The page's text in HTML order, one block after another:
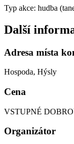
Typ akce: hudba
Další
Adresa místa
Hospoda, Hýsly
Cena
VSTUPNÉ
Organizátor